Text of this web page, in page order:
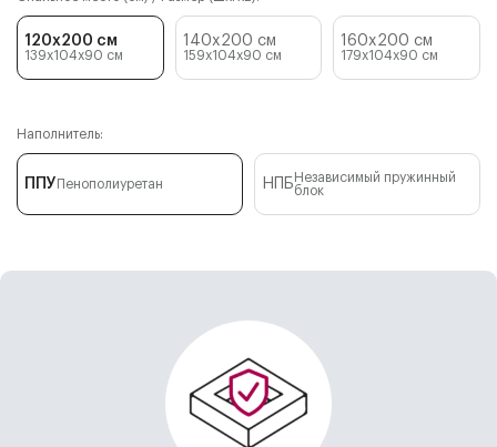
120x200 см
139x104x90 см
140x200 см
159x104x90 см
160x200 см
179x104x90 см
Наполнитель:
ППУ Пенополиуретан НПБ Независимый пружинный
блок